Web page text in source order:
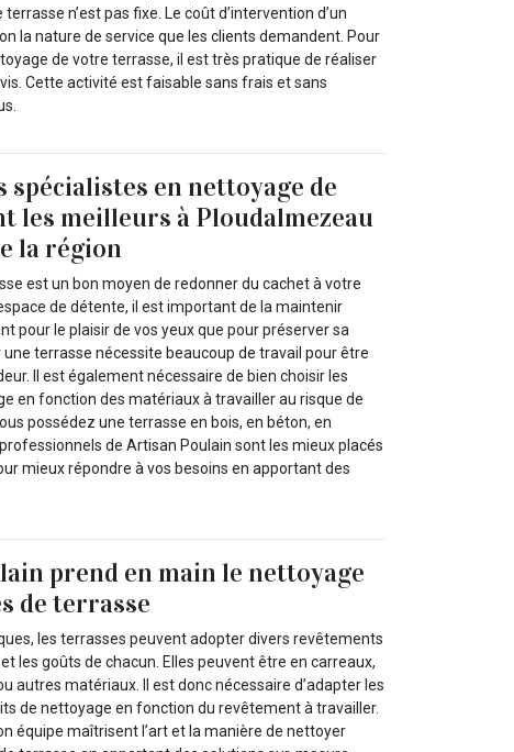
n’est pas fixe. Le coût d’intervention d’un
la nature de service que les clients demandent. Pour
de votre terrasse, il est très pratique de réaliser
Cette activité est faisable sans frais et sans
spécialistes en nettoyage de
les meilleurs à Ploudalmezeau
la région
est un bon moyen de redonner du cachet à votre
de détente, il est important de la maintenir
pour le plaisir de vos yeux que pour préserver sa
terrasse nécessite beaucoup de travail pour être
Il est également nécessaire de bien choisir les
en fonction des matériaux à travailler au risque de
possédez une terrasse en bois, en béton, en
de Artisan Poulain sont les mieux placés
mieux répondre à vos besoins en apportant des
prend en main le nettoyage
de terrasse
les terrasses peuvent adopter divers revêtements
les goûts de chacun. Elles peuvent être en carreaux,
autres matériaux. Il est donc nécessaire d’adapter les
de nettoyage en fonction du revêtement à travailler.
équipe maîtrisent l’art et la manière de nettoyer